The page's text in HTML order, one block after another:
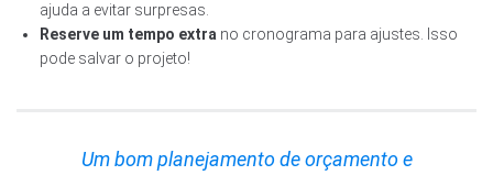
ajuda a evitar surpresas.
Reserve um tempo extra no cronograma para ajustes. Isso
pode salvar o projeto!
Um bom planejamento de orçamento e